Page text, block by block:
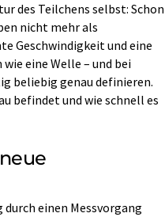
des Teilchens selbst: Schon
nicht mehr als
Geschwindigkeit und eine
eine Welle – und bei
beliebig genau definieren.
befindet und wie schnell es
einen Messvorgang